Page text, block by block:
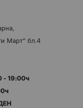
Март" бл.4
- 19:00ч